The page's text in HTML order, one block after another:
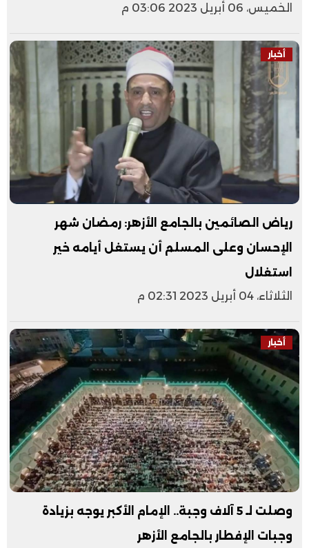
الخميس، 06 أبريل 2023 03:06 م
أخبار
رياض الصائمين بالجامع الأزهر: رمضان شهر
الإحسان وعلى المسلم أن يستغل أيامه خير
استغلال
الثلاثاء، 04 أبريل 2023 02:31 م
أخبار
وصلت لـ 5 آلاف وجبة.. الإمام الأكبر يوجه بزيادة
وجبات الإفطار بالجامع الأزهر